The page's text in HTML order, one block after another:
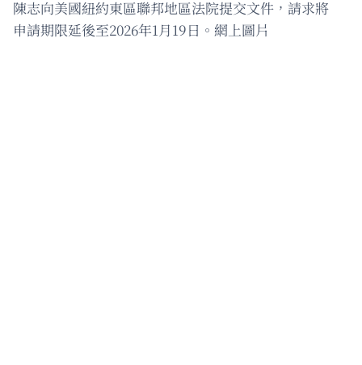
陳志向美國紐約東區聯邦地區法院提交文件，請求將
申請期限延後至2026年1月19日。網上圖片